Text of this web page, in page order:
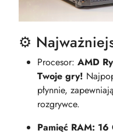
⚙️
Procesor: AMD
Twoje gry!
płynnie,
rozgrywce.
Pamięć RAM: